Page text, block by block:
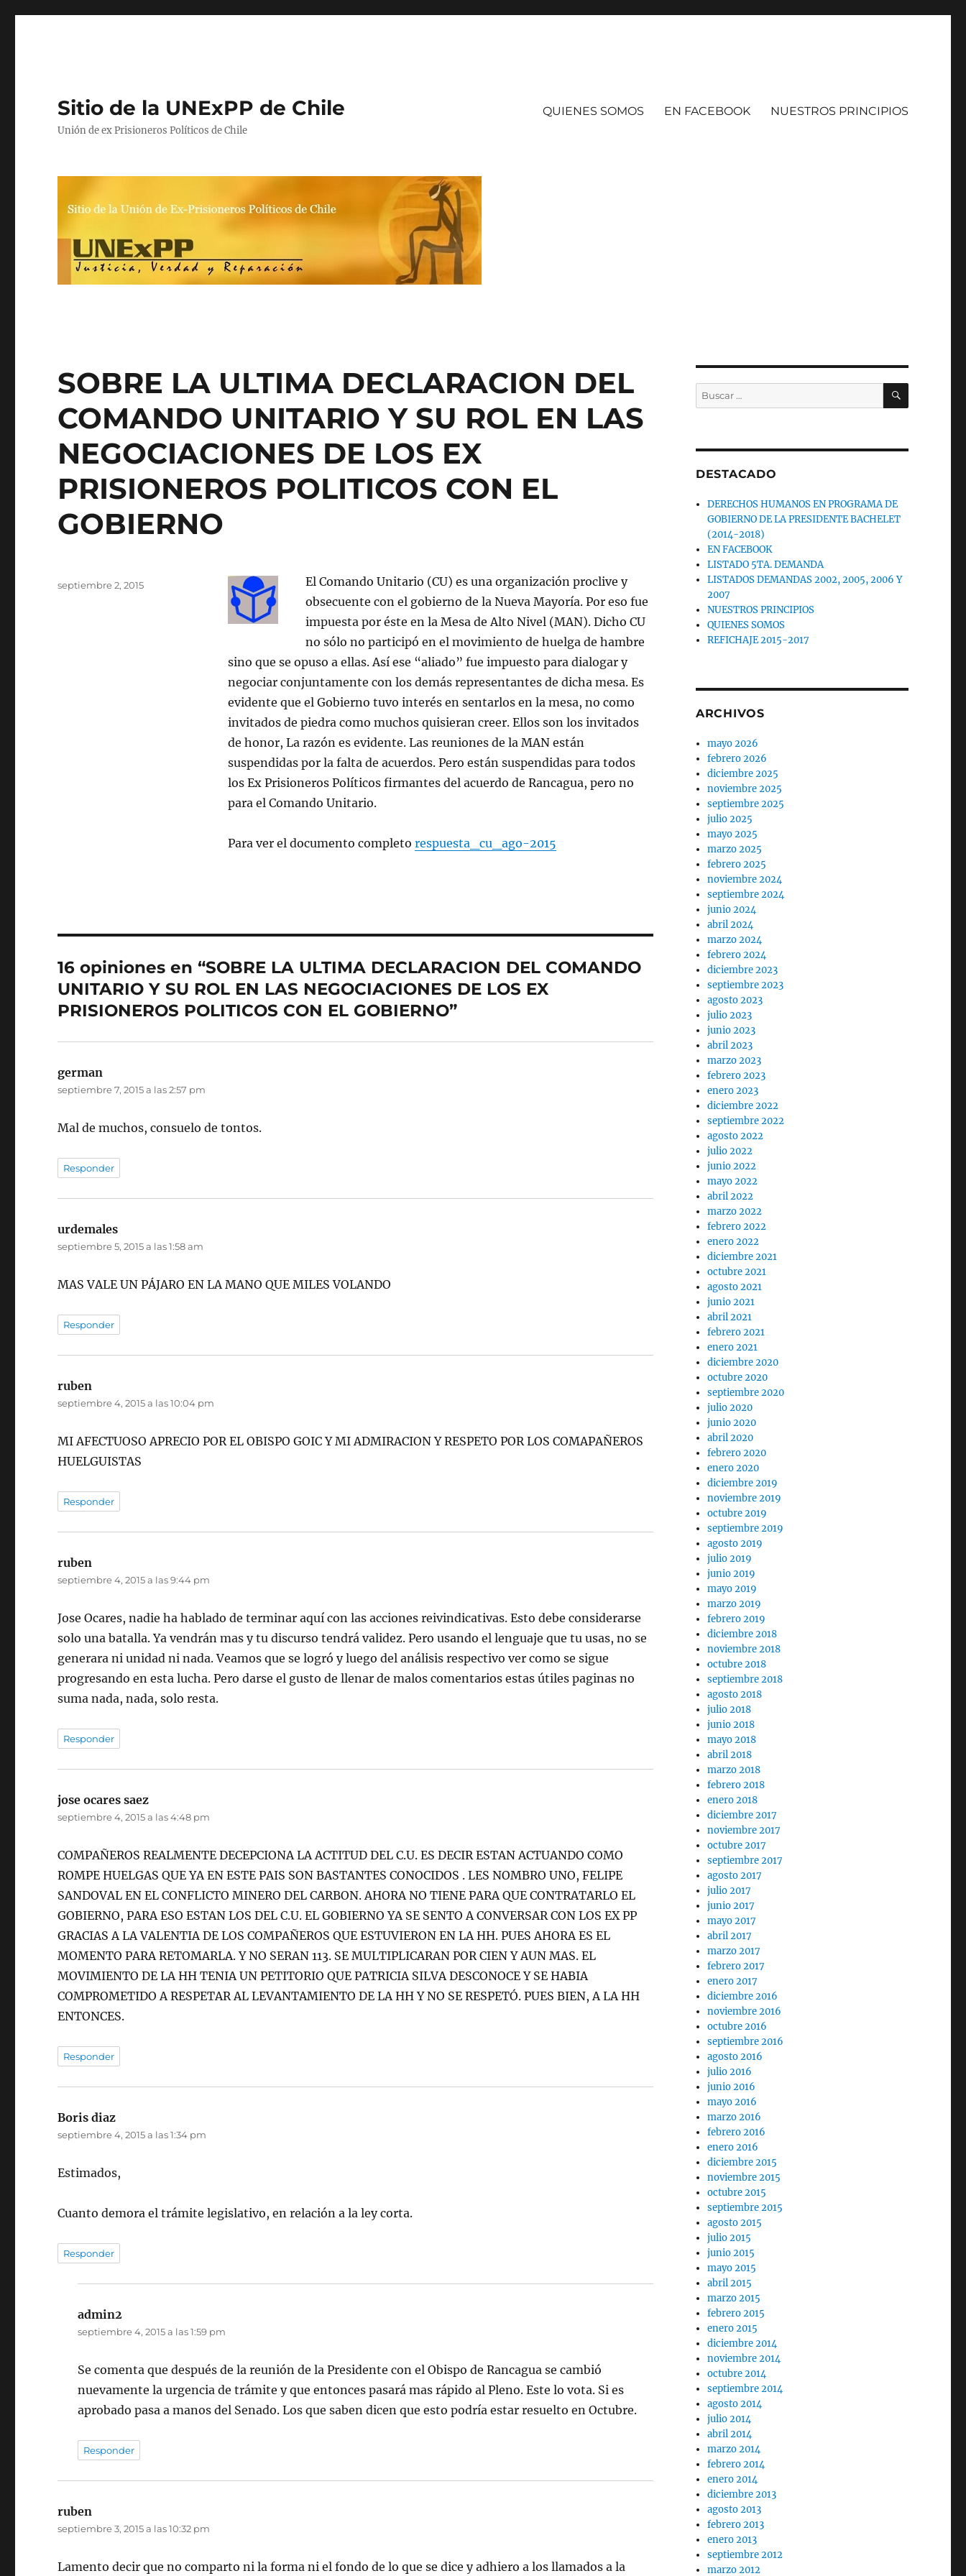
Sitio de la UNExPP de Chile
Unión de ex Prisioneros Políticos de Chile
QUIENES SOMOS EN FACEBOOK NUESTROS PRINCIPIOS
SOBRE LA ULTIMA DECLARACION DEL
COMANDO UNITARIO Y SU ROL EN LAS
NEGOCIACIONES DE LOS EX
PRISIONEROS POLITICOS CON EL
GOBIERNO
El Comando Unitario (CU) es una organización proclive y
obsecuente con el gobierno de la Nueva Mayoría. Por eso fue
impuesta por éste en la Mesa de Alto Nivel (MAN). Dicho CU
no sólo no participó en el movimiento de huelga de hambre
sino que se opuso a ellas. Así ese “aliado” fue impuesto para dialogar y
negociar conjuntamente con los demás representantes de dicha mesa. Es
evidente que el Gobierno tuvo interés en sentarlos en la mesa, no como
invitados de piedra como muchos quisieran creer. Ellos son los invitados
de honor, La razón es evidente. Las reuniones de la MAN están
suspendidas por la falta de acuerdos. Pero están suspendidas para todos
los Ex Prisioneros Políticos firmantes del acuerdo de Rancagua, pero no
para el Comando Unitario.
Para ver el documento completo respuesta_cu_ago-2015
Autor
Publicado
septiembre 2, 2015
16 opiniones en “SOBRE LA ULTIMA DECLARACION DEL COMANDO
UNITARIO Y SU ROL EN LAS NEGOCIACIONES DE LOS EX
PRISIONEROS POLITICOS CON EL GOBIERNO”
german
septiembre 7, 2015 a las 2:57 pm
Mal de muchos, consuelo de tontos.
Responder
urdemales
septiembre 5, 2015 a las 1:58 am
MAS VALE UN PÁJARO EN LA MANO QUE MILES VOLANDO
Responder
ruben
septiembre 4, 2015 a las 10:04 pm
MI AFECTUOSO APRECIO POR EL OBISPO GOIC Y MI ADMIRACION Y RESPETO POR LOS COMAPAÑEROS
HUELGUISTAS
Responder
ruben
septiembre 4, 2015 a las 9:44 pm
Jose Ocares, nadie ha hablado de terminar aquí con las acciones reivindicativas. Esto debe considerarse
solo una batalla. Ya vendrán mas y tu discurso tendrá validez. Pero usando el lenguaje que tu usas, no se
generara ni unidad ni nada. Veamos que se logró y luego del análisis respectivo ver como se sigue
progresando en esta lucha. Pero darse el gusto de llenar de malos comentarios estas útiles paginas no
suma nada, nada, solo resta.
Responder
jose ocares saez
septiembre 4, 2015 a las 4:48 pm
COMPAÑEROS REALMENTE DECEPCIONA LA ACTITUD DEL C.U. ES DECIR ESTAN ACTUANDO COMO
ROMPE HUELGAS QUE YA EN ESTE PAIS SON BASTANTES CONOCIDOS . LES NOMBRO UNO, FELIPE
SANDOVAL EN EL CONFLICTO MINERO DEL CARBON. AHORA NO TIENE PARA QUE CONTRATARLO EL
GOBIERNO, PARA ESO ESTAN LOS DEL C.U. EL GOBIERNO YA SE SENTO A CONVERSAR CON LOS EX PP
GRACIAS A LA VALENTIA DE LOS COMPAÑEROS QUE ESTUVIERON EN LA HH. PUES AHORA ES EL
MOMENTO PARA RETOMARLA. Y NO SERAN 113. SE MULTIPLICARAN POR CIEN Y AUN MAS. EL
MOVIMIENTO DE LA HH TENIA UN PETITORIO QUE PATRICIA SILVA DESCONOCE Y SE HABIA
COMPROMETIDO A RESPETAR AL LEVANTAMIENTO DE LA HH Y NO SE RESPETÓ. PUES BIEN, A LA HH
ENTONCES.
Responder
Boris diaz
septiembre 4, 2015 a las 1:34 pm
Estimados,
Cuanto demora el trámite legislativo, en relación a la ley corta.
Responder
admin2
septiembre 4, 2015 a las 1:59 pm
Se comenta que después de la reunión de la Presidente con el Obispo de Rancagua se cambió
nuevamente la urgencia de trámite y que entonces pasará mas rápido al Pleno. Este lo vota. Si es
aprobado pasa a manos del Senado. Los que saben dicen que esto podría estar resuelto en Octubre.
Responder
ruben
septiembre 3, 2015 a las 10:32 pm
Lamento decir que no comparto ni la forma ni el fondo de lo que se dice y adhiero a los llamados a la
Buscar
por:
BUSCAR
DESTACADO
DERECHOS HUMANOS EN PROGRAMA DE
GOBIERNO DE LA PRESIDENTE BACHELET
(2014-2018)
EN FACEBOOK
LISTADO 5TA. DEMANDA
LISTADOS DEMANDAS 2002, 2005, 2006 Y
2007
NUESTROS PRINCIPIOS
QUIENES SOMOS
REFICHAJE 2015-2017
ARCHIVOS
mayo 2026
febrero 2026
diciembre 2025
noviembre 2025
septiembre 2025
julio 2025
mayo 2025
marzo 2025
febrero 2025
noviembre 2024
septiembre 2024
junio 2024
abril 2024
marzo 2024
febrero 2024
diciembre 2023
septiembre 2023
agosto 2023
julio 2023
junio 2023
abril 2023
marzo 2023
febrero 2023
enero 2023
diciembre 2022
septiembre 2022
agosto 2022
julio 2022
junio 2022
mayo 2022
abril 2022
marzo 2022
febrero 2022
enero 2022
diciembre 2021
octubre 2021
agosto 2021
junio 2021
abril 2021
febrero 2021
enero 2021
diciembre 2020
octubre 2020
septiembre 2020
julio 2020
junio 2020
abril 2020
febrero 2020
enero 2020
diciembre 2019
noviembre 2019
octubre 2019
septiembre 2019
agosto 2019
julio 2019
junio 2019
mayo 2019
marzo 2019
febrero 2019
diciembre 2018
noviembre 2018
octubre 2018
septiembre 2018
agosto 2018
julio 2018
junio 2018
mayo 2018
abril 2018
marzo 2018
febrero 2018
enero 2018
diciembre 2017
noviembre 2017
octubre 2017
septiembre 2017
agosto 2017
julio 2017
junio 2017
mayo 2017
abril 2017
marzo 2017
febrero 2017
enero 2017
diciembre 2016
noviembre 2016
octubre 2016
septiembre 2016
agosto 2016
julio 2016
junio 2016
mayo 2016
marzo 2016
febrero 2016
enero 2016
diciembre 2015
noviembre 2015
octubre 2015
septiembre 2015
agosto 2015
julio 2015
junio 2015
mayo 2015
abril 2015
marzo 2015
febrero 2015
enero 2015
diciembre 2014
noviembre 2014
octubre 2014
septiembre 2014
agosto 2014
julio 2014
abril 2014
marzo 2014
febrero 2014
enero 2014
diciembre 2013
agosto 2013
febrero 2013
enero 2013
septiembre 2012
marzo 2012